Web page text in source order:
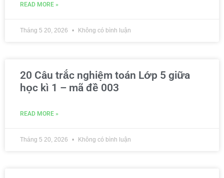
READ MORE »
Tháng 5 20, 2026 Không có bình luận
20 Câu trắc nghiệm toán Lớp 5 giữa
học kì 1 – mã đề 003
READ MORE »
Tháng 5 20, 2026 Không có bình luận